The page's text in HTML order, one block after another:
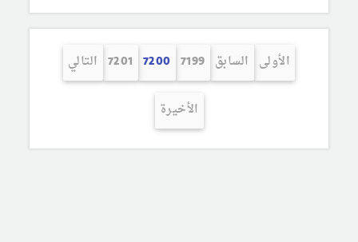
الأولى السابق 7199
7200
7201 التالي
الأخيرة